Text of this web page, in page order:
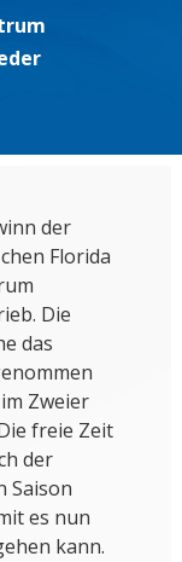
der
Florida
Die
das
Zweier
freie Zeit
der
Saison
es nun
kann.